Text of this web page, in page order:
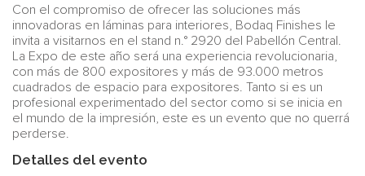
Con el compromiso de ofrecer las soluciones más
innovadoras en láminas para interiores, Bodaq Finishes le
invita a visitarnos en el stand n.° 2920 del Pabellón Central.
La Expo de este año será una experiencia revolucionaria,
con más de 800 expositores y más de 93.000 metros
cuadrados de espacio para expositores. Tanto si es un
profesional experimentado del sector como si se inicia en
el mundo de la impresión, este es un evento que no querrá
perderse.
Detalles del evento